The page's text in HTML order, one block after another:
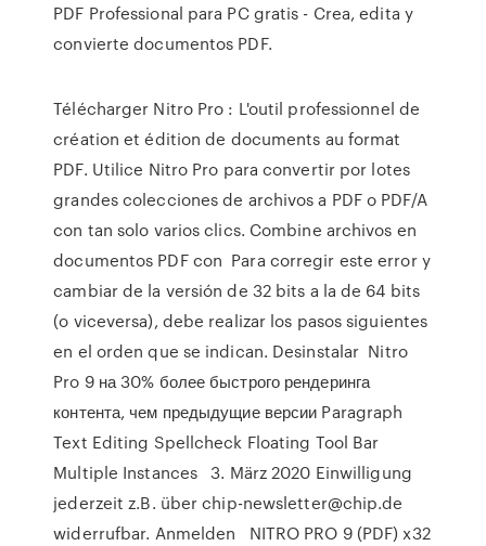
PDF Professional para PC gratis - Crea, edita y
convierte documentos PDF.
Télécharger Nitro Pro : L'outil professionnel de
création et édition de documents au format
PDF. Utilice Nitro Pro para convertir por lotes
grandes colecciones de archivos a PDF o PDF/A
con tan solo varios clics. Combine archivos en
documentos PDF con Para corregir este error y
cambiar de la versión de 32 bits a la de 64 bits
(o viceversa), debe realizar los pasos siguientes
en el orden que se indican. Desinstalar Nitro
Pro 9 на 30% более быстрого рендеринга
контента, чем предыдущие версии Paragraph
Text Editing Spellcheck Floating Tool Bar
Multiple Instances 3. März 2020 Einwilligung
jederzeit z.B. über chip-newsletter@chip.de
widerrufbar. Anmelden NITRO PRO 9 (PDF) x32